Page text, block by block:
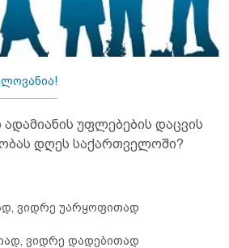
უფლებების დაცვის
დღეს საქართველოში?
ვიდრე უარყოფითად
ვიდრე დადებითად